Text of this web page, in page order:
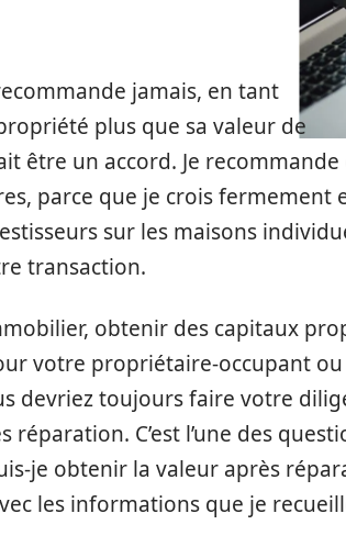
jamais, en tant
plus que sa valeur de
être un accord. Je recommande
parce que je crois fermement
sur les maisons
transaction.
obtenir des capitaux
votre propriétaire-occupant
devriez toujours faire votre
C’est l’une des
je obtenir la valeur après
les informations que je